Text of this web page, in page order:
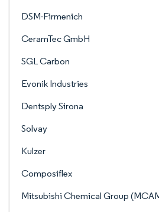
DSM-Firmenich
CeramTec GmbH
SGL Carbon
Evonik Industries
Dentsply Sirona
Solvay
Kulzer
Composiflex
Mitsubishi Chemical Group